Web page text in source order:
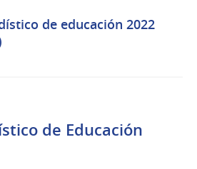
de educación 2022
de Educación